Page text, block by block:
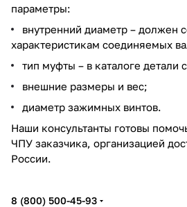
параметры:
внутренний диаметр – должен
характеристикам соединяемых
тип муфты – в каталоге детали
внешние размеры и вес;
диаметр зажимных винтов.
Наши консультанты готовы
ЧПУ заказчика, организацией
России.
8 (800) 500-45-93